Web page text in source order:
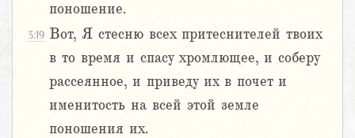
поношение.
3:19 Вот, Я стесню всех притеснителей твоих
в то время и спасу хромлющее, и соберу
рассеянное, и приведу их в почет и
именитость на всей этой земле
поношения их.